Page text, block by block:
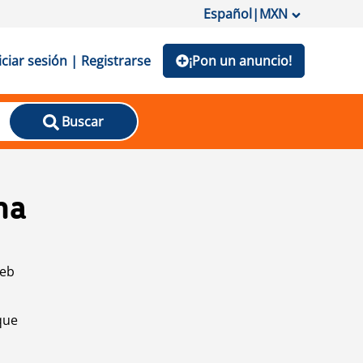
Español|MXN
sesión | Registrarse ¡Pon un anuncio!
Buscar